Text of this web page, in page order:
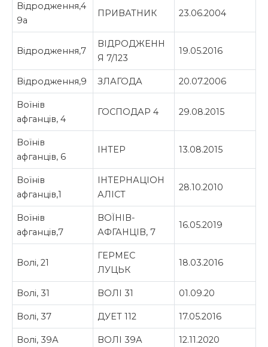
Відродження,4
9а
ПРИВАТНИК 23.06.2004
Відродження,7
ВІДРОДЖЕНН
Я 7/123
19.05.2016
Відродження,9 ЗЛАГОДА 20.07.2006
Воїнів
афганців, 4
ГОСПОДАР 4 29.08.2015
Воїнів
афганців, 6
ІНТЕР 13.08.2015
Воїнів
афганців,1
ІНТЕРНАЦІОН
АЛІСТ
28.10.2010
Воїнів
афганців,7
ВОЇНІВ-
АФГАНЦІВ, 7
16.05.2019
Волі, 21
ГЕРМЕС
ЛУЦЬК
18.03.2016
Волі, 31 ВОЛІ 31 01.09.20
Волі, 37 ДУЕТ 112 17.05.2016
Волі, 39А ВОЛІ 39А 12.11.2020